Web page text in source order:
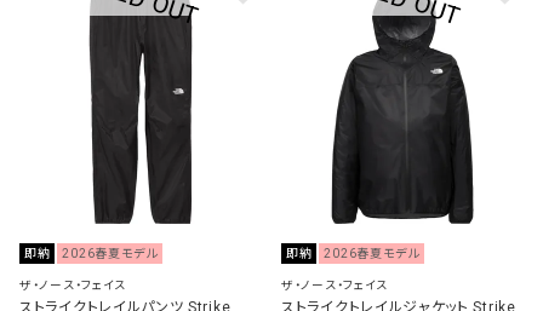
即納 2026春夏モデル
ザ・ノース・フェイス
即納 2026春夏モデル
ザ・ノース・フェイス